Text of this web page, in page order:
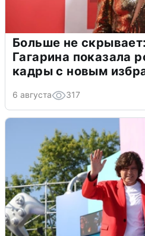
Больше не
Гагарина показала
кадры с новым
6 августа 317